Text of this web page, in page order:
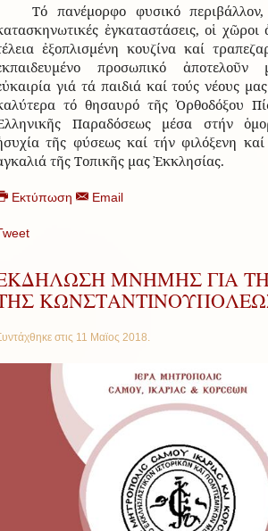
Τό πανέμορφο φυσικό
ἐγκαταστάσεις, οἱ χῶροι
ἐξοπλισμένη κουζίνα καί
προσωπικό ἀποτελοῦν
γιά τά παιδιά καί τούς νέους
τό θησαυρό τῆς Ὀρθοδόξου
Παραδόσεως μέσα στήν
τῆς φύσεως καί τήν φιλόξενη
τῆς Τοπικῆς μας Ἐκκλησίας.
Εκτύπωση Email
ΜΝΗΜΗΣ ΓΙΑ
στις 11 Μαϊος 2018